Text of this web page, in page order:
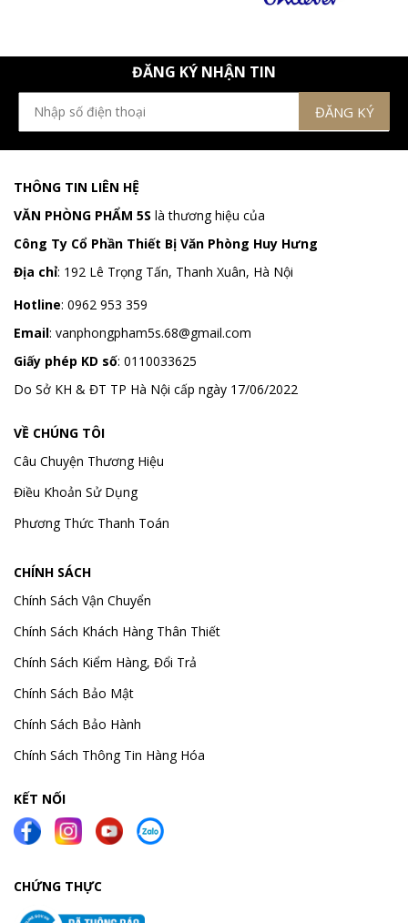
ĐĂNG KÝ NHẬN TIN
THÔNG TIN LIÊN HỆ
VĂN PHÒNG PHẨM 5S là thương hiệu của
Công Ty Cổ Phần Thiết Bị Văn Phòng Huy Hưng
Địa chỉ: 192 Lê Trọng Tấn, Thanh Xuân, Hà Nội
Hotline: 0962 953 359
Email: vanphongpham5s.68@gmail.com
Giấy phép KD số: 0110033625
Do Sở KH & ĐT TP Hà Nội cấp ngày 17/06/2022
VỀ CHÚNG TÔI
Câu Chuyện Thương Hiệu
Điều Khoản Sử Dụng
Phương Thức Thanh Toán
CHÍNH SÁCH
Chính Sách Vận Chuyển
Chính Sách Khách Hàng Thân Thiết
Chính Sách Kiểm Hàng, Đổi Trả
Chính Sách Bảo Mật
Chính Sách Bảo Hành
Chính Sách Thông Tin Hàng Hóa
KẾT NỐI
CHỨNG THỰC